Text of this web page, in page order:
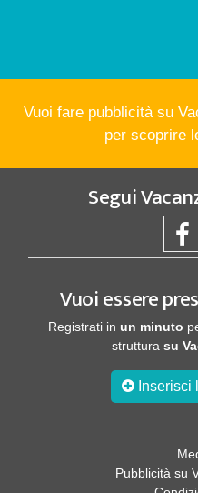
Vuoi fare pubblicità su
per scoprire
Segui
Vuoi essere
Registrati in un minuto
struttura su
Inserisci
Pubblicità su